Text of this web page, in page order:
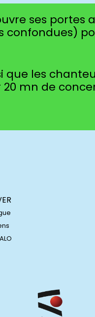
ses portes
confondues)
les
mn de